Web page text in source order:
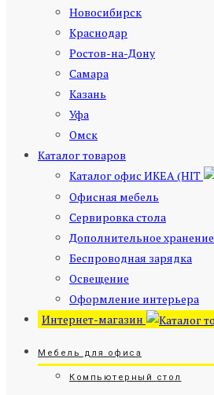
Новосибирск
Краснодар
Ростов-на-Дону
Самара
Казань
Уфа
Омск
Каталог товаров
Каталог офис ИКЕА (HIT
Офисная мебель
Сервировка стола
Дополнительное хранение
Беспроводная зарядка
Освещение
Оформление интерьера
Интернет-магазин
Мебель для офиса
Компьютерный стол